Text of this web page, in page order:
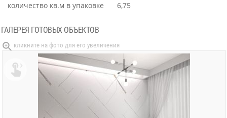
количество кв.м в упаковке
6,75
ГАЛЕРЕЯ ГОТОВЫХ ОБЪЕКТОВ
